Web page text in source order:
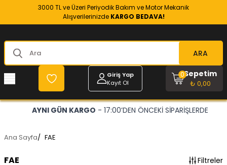
3000 TL ve Üzeri Periyodik Bakım ve Motor Mekanik
Alışverilerinizde KARGO BEDAVA!
ARA
Giriş Yap
Kayıt Ol
Sepetim
₺ 0,00
0
AYNI GÜN KARGO - 17:00’DEN ÖNCEKİ SİPARİŞLERDE
Ana Sayfa/ FAE
FAE Filtreler